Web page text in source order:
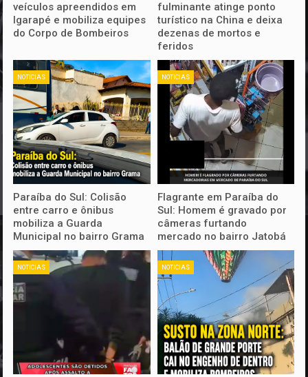
veículos apreendidos em
Igarapé e mobiliza equipes
do Corpo de Bombeiros
fulminante atinge ponto
turístico na China e deixa
dezenas de mortos e
feridos
NOTICIAS
Paraíba do Sul: Colisão
entre carro e ônibus
mobiliza a Guarda
Municipal no bairro Grama
NOTICIAS
Flagrante em Paraíba do
Sul: Homem é gravado por
câmeras furtando
mercado no bairro Jatobá
NOTICIAS NOTICIAS